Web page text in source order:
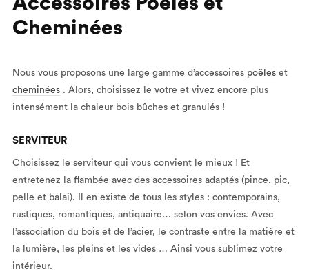
Cheminées
Nous vous proposons une large gamme d’accessoires poêleset
cheminées. Alors, choisissez le votre et vivez encore plus
intensément la chaleur bois bûches et granulés !
SERVITEUR
Choisissez le serviteur qui vous convient le mieux ! Et
entretenez la flambée avec des accessoires adaptés (pince, pic,
pelle et balai). Il en existe de tous les styles : contemporains,
rustiques, romantiques, antiquaire… selon vos envies. Avec
l’association du bois et de l’acier, le contraste entre la matière et
la lumière, les pleins et les vides … Ainsi vous sublimez votre
intérieur.